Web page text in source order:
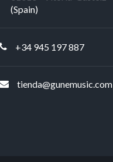
(Spain)
+34 945 197 887
tienda@gunemusic.com